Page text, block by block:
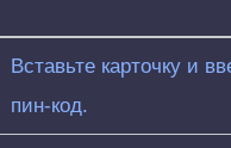
Вставьте карточку и
пин-код.